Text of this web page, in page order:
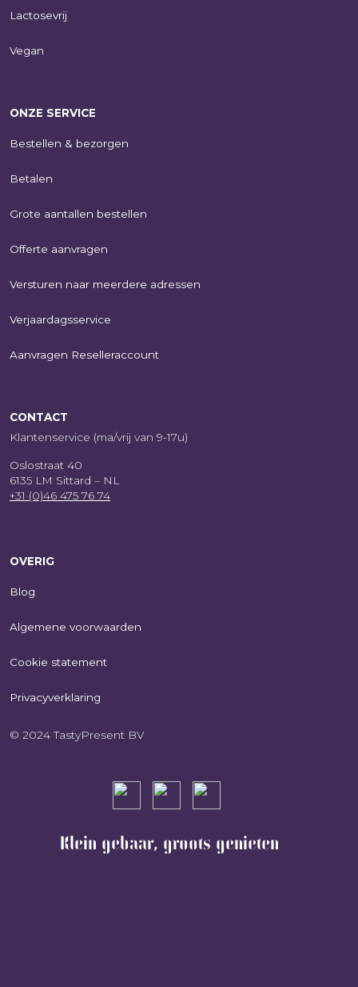
Lactosevrij
Vegan
ONZE SERVICE
Bestellen & bezorgen
Betalen
Grote aantallen bestellen
Offerte aanvragen
Versturen naar meerdere adressen
Verjaardagsservice
Aanvragen Reselleraccount
CONTACT
Klantenservice (ma/vrij van 9-17u)
Oslostraat 40
6135 LM Sittard – NL
+31 (0)46 475 76 74
OVERIG
Blog
Algemene voorwaarden
Cookie statement
Privacyverklaring
© 2024 TastyPresent BV
Klein gebaar, groots genieten